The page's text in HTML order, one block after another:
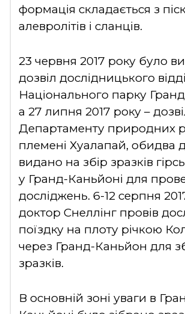
формація складається з
алевролітів і сланців.
23 червня 2017 року було
дозвіл дослідницького
Національного парку
а 27 липня 2017 року –
Департаменту природних
племені Хуалапай, обидва
видано на збір зразків
у Гранд-Каньйоні для
досліджень. 6-12 серпня
доктор Снеллінг провів
поїздку на плоту річкою
через Гранд-Каньйон для
зразків.
В основній зоні уваги в